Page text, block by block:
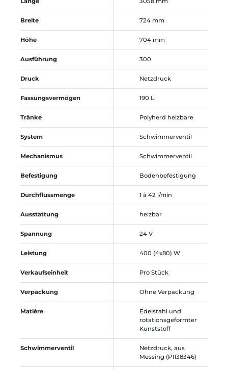
Breite 724 mm
Höhe 704 mm
Ausführung 300
Druck Netzdruck
Fassungsvermögen 190 L.
Tränke Polyherd heizbare
System Schwimmerventil
Mechanismus Schwimmerventil
Befestigung Bodenbefestigung
Durchflussmenge 1 à 42 l/min
Ausstattung heizbar
Spannung 24 V
Leistung 400 (4x80) W
Verkaufseinheit Pro Stück
Verpackung Ohne Verpackung
Matière
Edelstahl und
rotationsgeformter
Kunststoff
Schwimmerventil
Netzdruck, aus
Messing (P1138346)